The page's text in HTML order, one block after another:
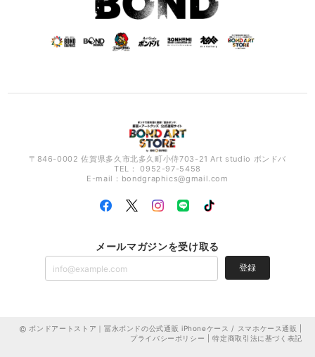
〒846-0002 佐賀県多久市北多久町小侍703-21 Art studio ボンドバ
TEL： 0952-97-5458
E-mail： bondgraphics@gmail.com
メールマガジンを受け取る
登録
ボンドアートストア｜冨永ボンドの公式通販 iPhoneケース / スマホケース通販 |
プライバシーポリシー
|特定商取引法に基づく表記